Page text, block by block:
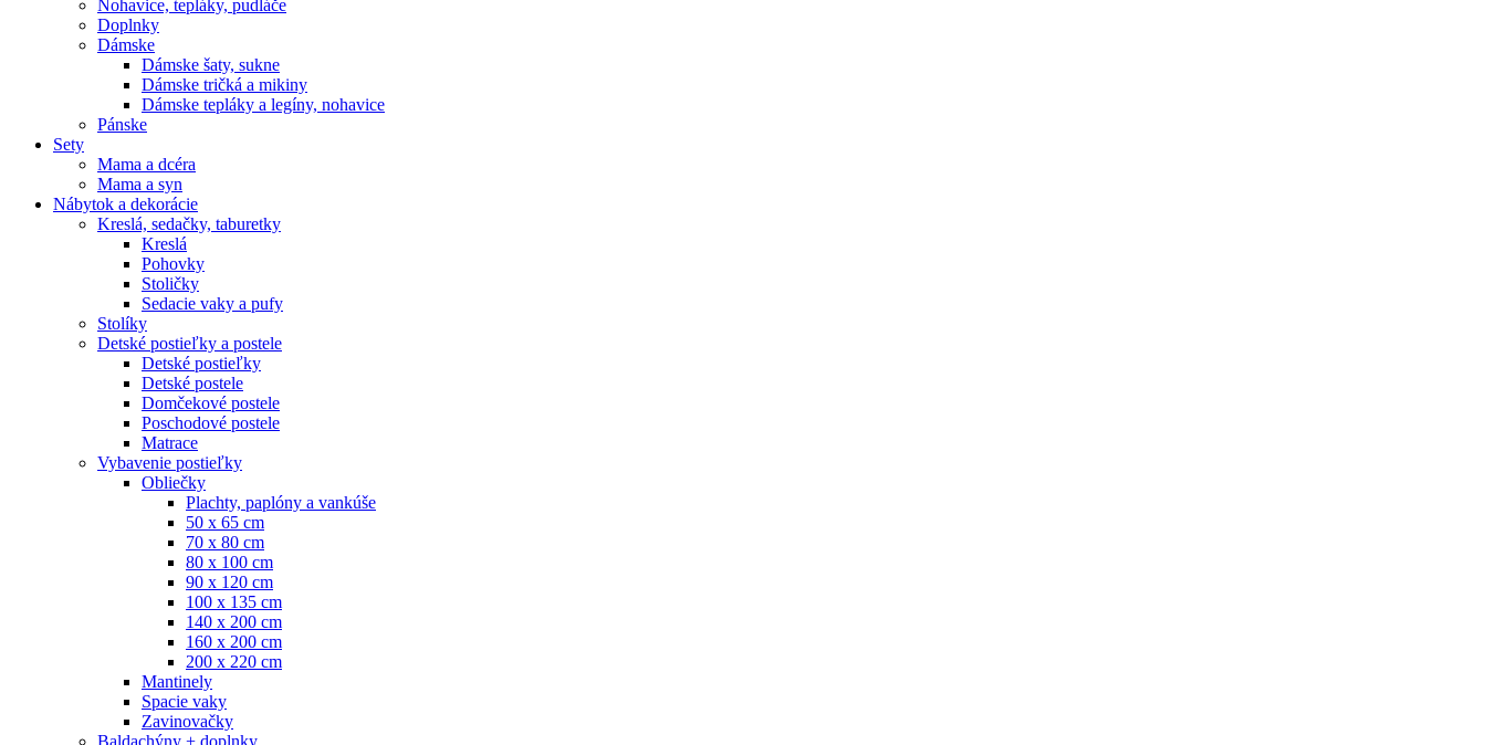
Nohavice, tepláky, pudláče
Doplnky
Dámske
Dámske šaty, sukne
Dámske tričká a mikiny
Dámske tepláky a legíny, nohavice
Pánske
Sety
Mama a dcéra
Mama a syn
Nábytok a dekorácie
Kreslá, sedačky, taburetky
Kreslá
Pohovky
Stoličky
Sedacie vaky a pufy
Stolíky
Detské postieľky a postele
Detské postieľky
Detské postele
Domčekové postele
Poschodové postele
Matrace
Vybavenie postieľky
Obliečky
Plachty, paplóny a vankúše
50 x 65 cm
70 x 80 cm
80 x 100 cm
90 x 120 cm
100 x 135 cm
140 x 200 cm
160 x 200 cm
200 x 220 cm
Mantinely
Spacie vaky
Zavinovačky
Baldachýny + doplnky